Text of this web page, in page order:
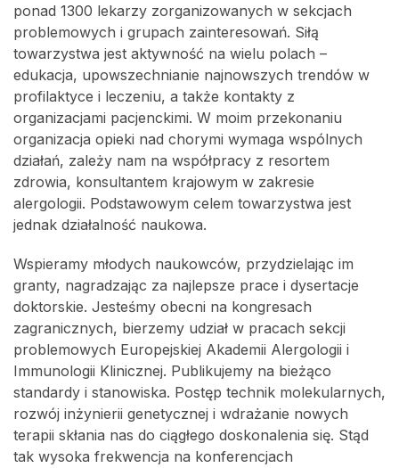
ponad 1300 lekarzy zorganizowanych w sekcjach
problemowych i grupach zainteresowań. Siłą
towarzystwa jest aktywność na wielu polach –
edukacja, upowszechnianie najnowszych trendów w
profilaktyce i leczeniu, a także kontakty z
organizacjami pacjenckimi. W moim przekonaniu
organizacja opieki nad chorymi wymaga wspólnych
działań, zależy nam na współpracy z resortem
zdrowia, konsultantem krajowym w zakresie
alergologii. Podstawowym celem towarzystwa jest
jednak działalność naukowa.
Wspieramy młodych naukowców, przydzielając im
granty, nagradzając za najlepsze prace i dysertacje
doktorskie. Jesteśmy obecni na kongresach
zagranicznych, bierzemy udział w pracach sekcji
problemowych Europejskiej Akademii Alergologii i
Immunologii Klinicznej. Publikujemy na bieżąco
standardy i stanowiska. Postęp technik molekularnych,
rozwój inżynierii genetycznej i wdrażanie nowych
terapii skłania nas do ciągłego doskonalenia się. Stąd
tak wysoka frekwencja na konferencjach